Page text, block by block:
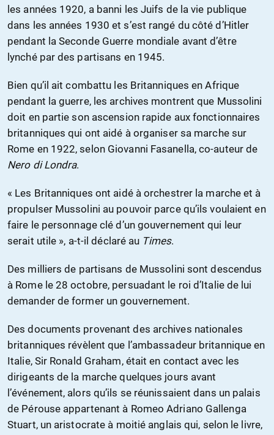
les années 1920, a banni les Juifs de la vie publique
dans les années 1930 et s’est rangé du côté d’Hitler
pendant la Seconde Guerre mondiale avant d’être
lynché par des partisans en 1945.
Bien qu’il ait combattu les Britanniques en Afrique
pendant la guerre, les archives montrent que Mussolini
doit en partie son ascension rapide aux fonctionnaires
britanniques qui ont aidé à organiser sa marche sur
Rome en 1922, selon Giovanni Fasanella, co-auteur de
Nero di Londra.
« Les Britanniques ont aidé à orchestrer la marche et à
propulser Mussolini au pouvoir parce qu’ils voulaient en
faire le personnage clé d’un gouvernement qui leur
serait utile », a-t-il déclaré au Times.
Des milliers de partisans de Mussolini sont descendus
à Rome le 28 octobre, persuadant le roi d’Italie de lui
demander de former un gouvernement.
Des documents provenant des archives nationales
britanniques révèlent que l’ambassadeur britannique en
Italie, Sir Ronald Graham, était en contact avec les
dirigeants de la marche quelques jours avant
l’événement, alors qu’ils se réunissaient dans un palais
de Pérouse appartenant à Romeo Adriano Gallenga
Stuart, un aristocrate à moitié anglais qui, selon le livre,